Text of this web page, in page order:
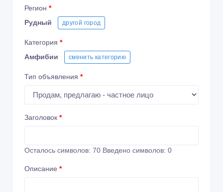
Регион *
Рудный
другой город
Категория *
Амфибии
сменить категорию
Тип объявления *
Заголовок *
Осталось символов: 70 Введено символов: 0
Описание *